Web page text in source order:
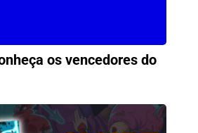
os vencedores do